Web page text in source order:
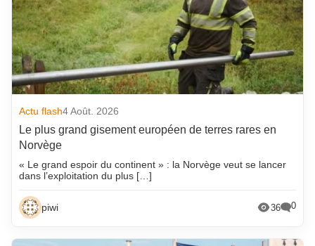
Actu flash4 Août. 2026
Le plus grand gisement européen de terres rares en
Norvège
« Le grand espoir du continent » : la Norvège veut se lancer
dans l’exploitation du plus […]
piwi 36 0